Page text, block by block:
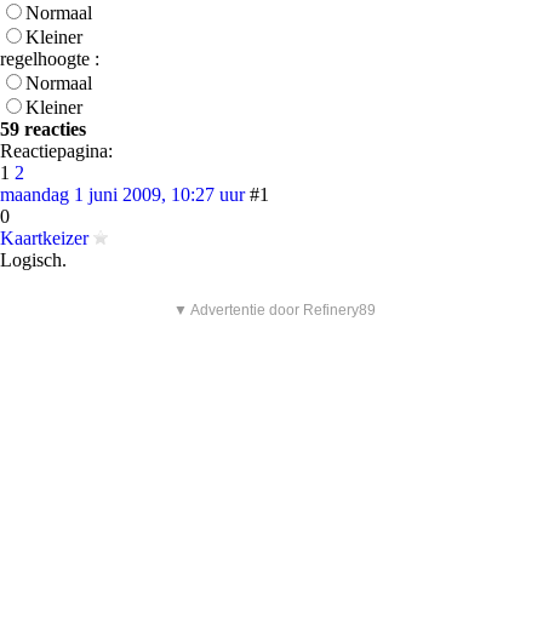
Normaal
Kleiner
regelhoogte :
Normaal
Kleiner
59 reacties
Reactiepagina:
1 2
maandag 1 juni 2009, 10:27 uur #1
0
Kaartkeizer
Logisch.
▼ Advertentie door Refinery89